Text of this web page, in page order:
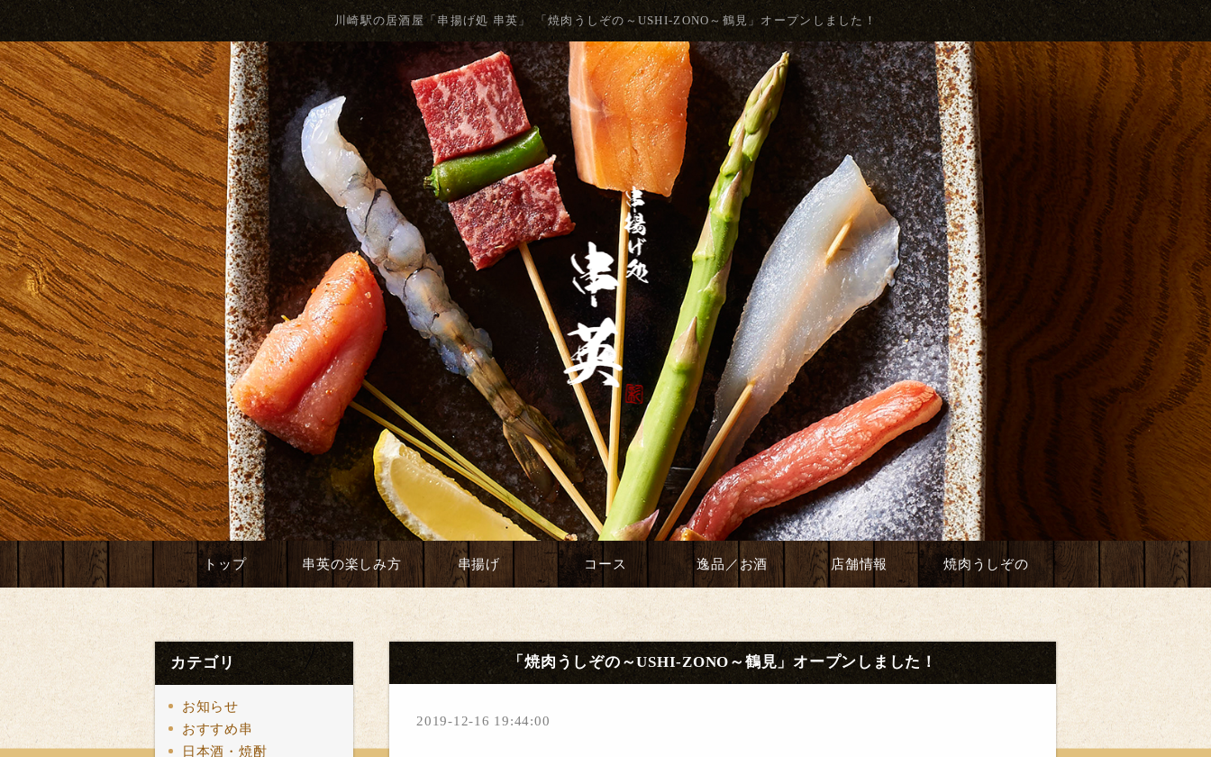
川崎駅の居酒屋「串揚げ処 串英」 「焼肉うしぞの～USHI‐ZONO～鶴見」オープンしました！
トップ 串英の楽しみ方 串揚げ コース 逸品／お酒 店舗情報 焼肉うしぞの
カテゴリ
お知らせ
おすすめ串
日本酒・焼酎
「焼肉うしぞの～USHI‐ZONO～鶴見」オープンしました！
2019-12-16 19:44:00